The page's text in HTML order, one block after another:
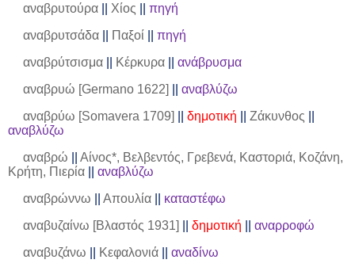
αναβρυτούρα|| Χίος
πηγή
αναβρυτσάδα|| Παξοί
πηγή
αναβρύτσισμα|| Κέρκυρα|| ανάβρυσμα
αναβρυώ [Germano1622]
αναβλύζω
αναβρύω [Somavera 1709] δημοτική Ζάκυνθος
αναβλύζω
αναβρώ
Αίνος*, Βελβεντός, Γρεβενά, Καστοριά, Κοζάνη,
Κρήτη, Πιερία
αναβλύζω
αναβρώννω
Απουλία|| καταστέφω
αναβυζαίνω [Βλαστός 1931]
δημοτική
αναρροφώ
αναβυζάνω
Κεφαλονιά|| αναδίνω